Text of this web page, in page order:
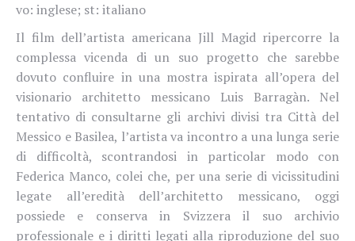
vo: inglese; st: italiano
Il film dell’artista americana Jill Magid ripercorre la
complessa vicenda di un suo progetto che sarebbe
dovuto confluire in una mostra ispirata all’opera del
visionario architetto messicano Luis Barragàn. Nel
tentativo di consultarne gli archivi divisi tra Città del
Messico e Basilea, l’artista va incontro a una lunga serie
di difficoltà, scontrandosi in particolar modo con
Federica Manco, colei che, per una serie di vicissitudini
legate all’eredità dell’architetto messicano, oggi
possiede e conserva in Svizzera il suo archivio
professionale e i diritti legati alla riproduzione del suo